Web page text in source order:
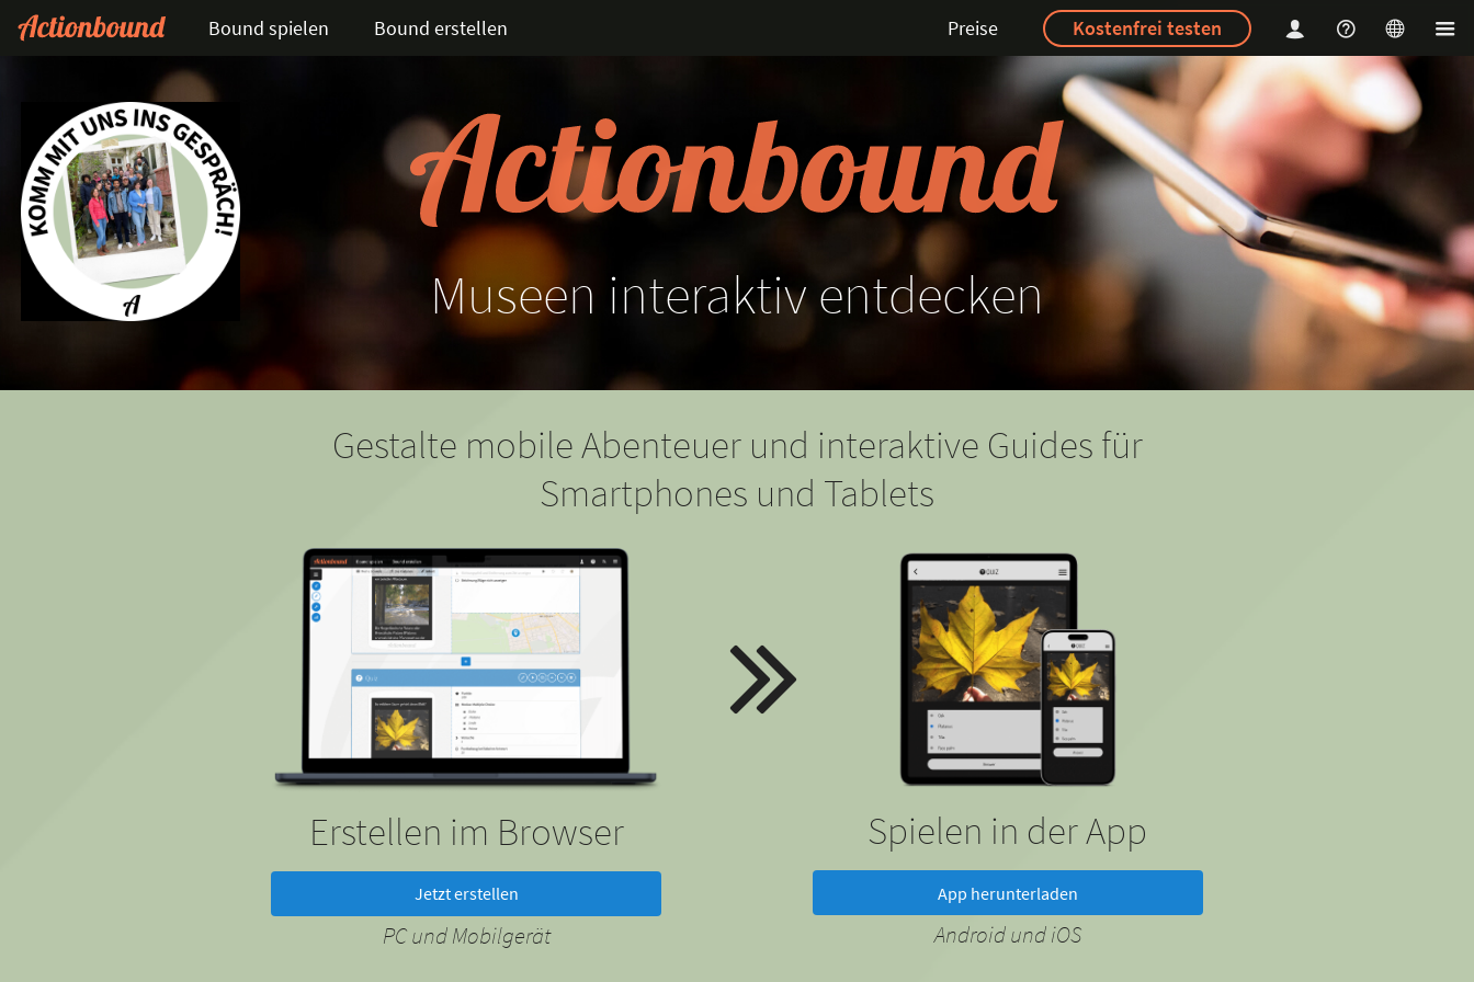
Bound spielen Bound erstellen Preise Kostenfrei testen
Museen interaktiventdecken
Gestalte mobile Abenteuer und interaktive Guides für
Smartphones und Tablets
Erstellen im Browser
Jetzt erstellen
PC und Mobilgerät
Spielen in der App
App herunterladen
Android und iOS